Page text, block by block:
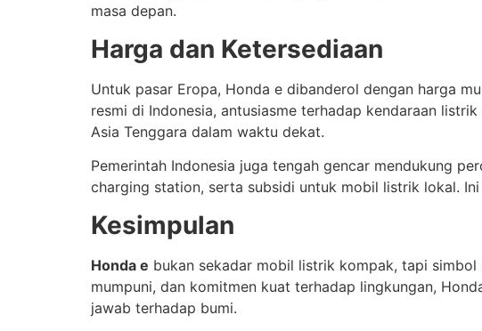
masa depan.
Harga dan Ketersediaan
Untuk pasar Eropa, Honda e dibanderol dengan harga
resmi di Indonesia, antusiasme terhadap kendaraan
Asia Tenggara dalam waktu dekat.
Pemerintah Indonesia juga tengah gencar mendukung
charging station, serta subsidi untuk mobil listrik lokal.
Kesimpulan
Honda e bukan sekadar mobil listrik kompak, tapi
mumpuni, dan komitmen kuat terhadap lingkungan,
jawab terhadap bumi.